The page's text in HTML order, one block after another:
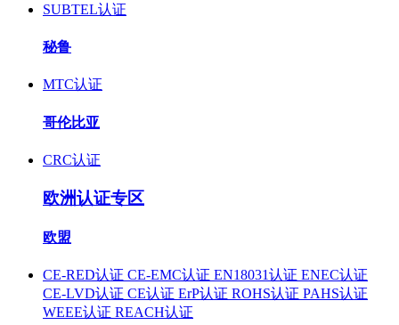
SUBTEL认证
秘鲁
MTC认证
哥伦比亚
CRC认证
欧洲认证专区
欧盟
CE-RED认证 CE-EMC认证 EN18031认证 ENEC认证
CE-LVD认证 CE认证 ErP认证 ROHS认证 PAHS认证
WEEE认证 REACH认证